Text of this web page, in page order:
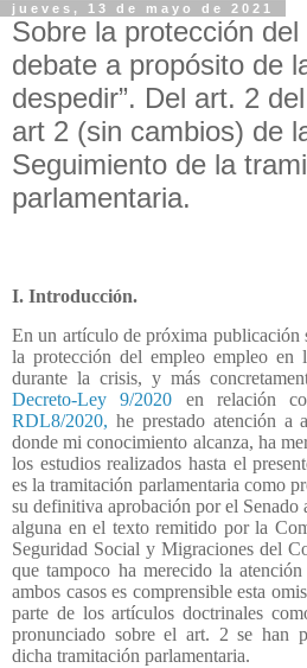
jueves, 13 de mayo de 2021
Sobre la protección
debate a propósito de
despedir”. Del art. 2
art 2 (sin cambios) de
Seguimiento de la
parlamentaria.
I. Introducción.
En un artículo de próxima publicación
la protección del empleo empleo en
durante la crisis, y más
Decreto-Ley 9/2020 en relación
RDL8/2020, he prestado atención a
donde mi conocimiento alcanza, ha
los estudios realizados hasta el
es la tramitación parlamentaria como
su definitiva aprobación por el
alguna en el texto remitido por la
Seguridad Social y Migraciones del
que tampoco ha merecido la
ambos casos es comprensible esta
parte de los artículos doctrinales
pronunciado sobre el art. 2 se han
dicha tramitación parlamentaria.